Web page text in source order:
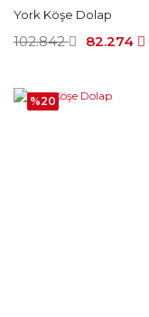
York Köşe Dolap
102.842 82.274
%20